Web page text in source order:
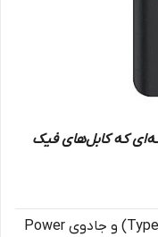
که کابل‌های فیک
۲. کابل دوسر تایپ سی (Type-C to Type-C) و جادوی Power